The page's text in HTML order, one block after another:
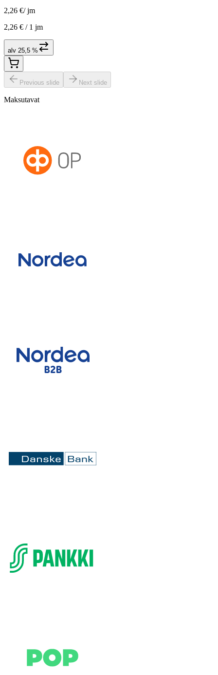
2,26 €/ jm
2,26 € / 1 jm
alv 25,5 %
Previous slide Next slide
Maksutavat